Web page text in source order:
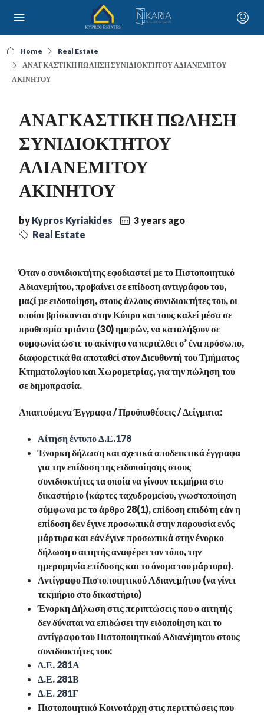
Home
Real Estate
ΑΝΑΓΚΑΣΤΙΚΗ ΠΩΛΗΣΗ ΣΥΝΙΔΙΟΚΤΗΤΟΥ ΑΔΙΑΝΕΜΙΤΟΥ
ΑΚΙΝΗΤΟΥ
ΑΝΑΓΚΑΣΤΙΚΗ ΠΩΛΗΣΗ
ΣΥΝΙΔΙΟΚΤΗΤΟΥ
ΑΔΙΑΝΕΜΙΤΟΥ
ΑΚΙΝΗΤΟΥ
by Kypros Kyriakides
3 years ago
Real Estate
Όταν ο συνιδιοκτήτης εφοδιαστεί με το Πιστοποιητικό
Αδιανεμήτου, προβαίνει σε επίδοση αντιγράφου του,
μαζί με ειδοποίηση, στους άλλους συνιδιοκτήτες του, οι
οποίοι βρίσκονται στην Κύπρο και τους καλεί μέσα σε
προθεσμία τριάντα (30) ημερών, να καταλήξουν σε
συμφωνία ώστε το ακίνητο να περιέλθει σ’ ένα πρόσωπο,
διαφορετικά θα αποταθεί στον Διευθυντή του Τμήματος
Κτηματολογίου και Χωρομετρίας, για την πώληση του
σε δημοπρασία.
Απαιτούμενα Έγγραφα / Προϋποθέσεις / Δείγματα:
Αίτηση έντυπο Δ.Ε.178
Ένορκη δήλωση και σχετικά αποδεικτικά έγγραφα
για την επίδοση της ειδοποίησης στους
συνιδιοκτήτες τα οποία να γίνουν τεκμήρια στο
δικαστήριο (κάρτες ταχυδρομείου, γνωστοποίηση
σύμφωνα με το άρθρο 28(1), επίδοση επιδότη εάν η
επίδοση δεν έγινε προσωπικά στην παρουσία ενός
μάρτυρα και εάν έγινε προσωπικά στην ένορκο
δήλωση ο αιτητής αναφέρει τον τόπο, την
ημερομηνία επίδοσης και το όνομα του μάρτυρα).
Αντίγραφο Πιστοποιητικού Αδιανεμήτου (να γίνει
τεκμήριο στο δικαστήριο)
Ένορκη Δήλωση στις περιπτώσεις που ο αιτητής
δεν δύναται να επιδώσει την ειδοποίηση και το
αντίγραφο του Πιστοποιητικού Αδιανέμητου στους
συνιδιοκτήτες του:
Δ.Ε. 281Α
Δ.Ε. 281Β
Δ.Ε. 281Γ
Πιστοποιητικό Κοινοτάρχη στις περιπτώσεις που